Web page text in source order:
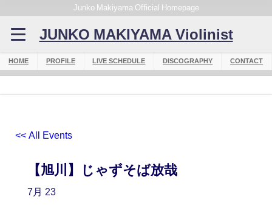
Junko Makiyama Official Homepage
JUNKO MAKIYAMA Violinist
HOME PROFILE LIVE SCHEDULE DISCOGRAPHY CONTACT
<< All Events
【旭川】じゃずそば放哉
7月 23